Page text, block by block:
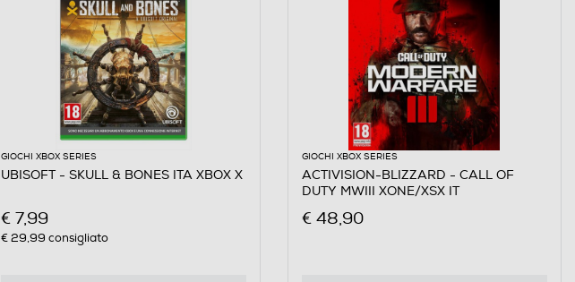
GIOCHI XBOX SERIES
UBISOFT - SKULL & BONES ITA XBOX X
€ 7,99
€ 29,99 consigliato
GIOCHI XBOX SERIES
ACTIVISION-BLIZZARD - CALL OF
DUTY MWIII XONE/XSX IT
€ 48,90